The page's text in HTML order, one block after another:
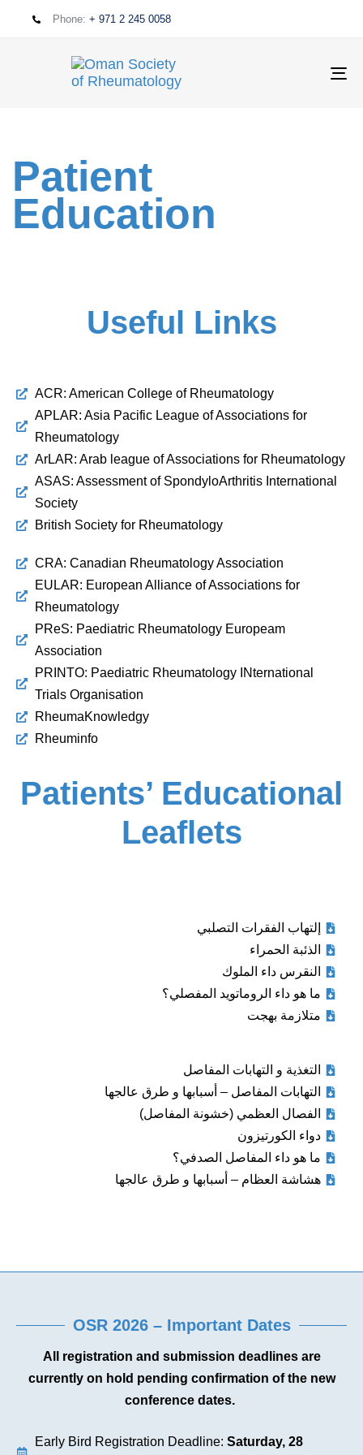
Phone: + 971 2 245 0058
Patient
Education
Useful Links
ACR: American College of Rheumatology
APLAR: Asia Pacific League of Associations for
Rheumatology
ArLAR: Arab league of Associations for Rheumatology
ASAS: Assessment of SpondyloArthritis International
Society
British Society for Rheumatology
CRA: Canadian Rheumatology Association
EULAR: European Alliance of Associations for
Rheumatology
PReS: Paediatric Rheumatology Europeam
Association
PRINTO: Paediatric Rheumatology INternational
Trials Organisation
RheumaKnowledgy
Rheuminfo
Patients’ Educational
Leaflets
إلتهاب الفقرات التصلبي
الذئبة الحمراء
النقرس داء الملوك
ما هو داء الروماتويد المفصلي؟
متلازمة بهجت
التغذیة و التھابات المفاصل
التهابات المفاصل – أسبابها و طرق عالجها
الفصال العظمي (خشونة المفاصل)
دواء الكورتيزون
ما هو داء المفاصل الصدفي؟
هشاشة العظام – أسبابها و طرق عالجها
OSR 2026 – Important Dates
All registration and submission deadlines are
currently on hold pending confirmation of the new
conference dates.
Early Bird Registration Deadline: Saturday, 28